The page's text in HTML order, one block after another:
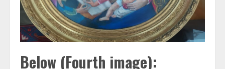
Below (Fourth image):